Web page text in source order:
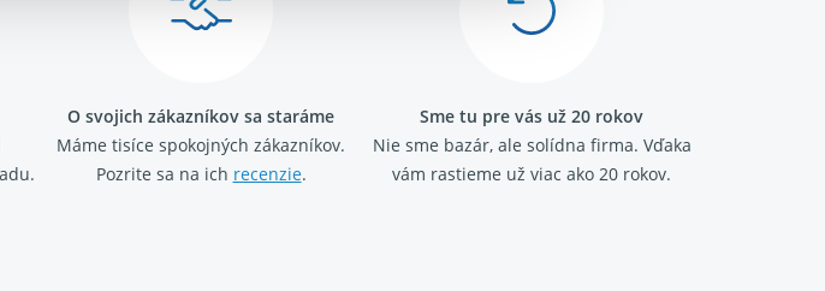
O svojich zákazníkov sa staráme
Máme tisíce spokojných zákazníkov.
Pozrite sa na ich recenzie.
Sme tu pre vás už 20 rokov
Nie sme bazár, ale solídna firma. Vďaka
vám rastieme už viac ako 20 rokov.